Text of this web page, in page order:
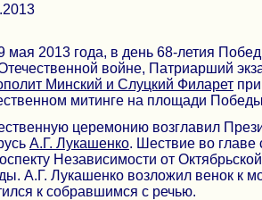
мая 2013 года, в день 68-летия
войне, Патриарший
Минский и Слуцкий Филарет
митинге на площади
церемонию возглавил
А.Г. Лукашенко. Шествие во
Независимости от
А.Г. Лукашенко возложил венок к
к собравшимся с речью.